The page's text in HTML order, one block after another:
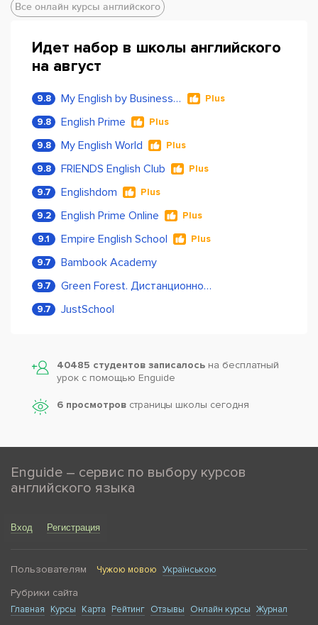
Все онлайн курсы английского
Идет набор в школы английского
на август
9.8 My English by Business Language Plus
9.8 English Prime Plus
9.8 My English World Plus
9.8 FRIENDS English Club Plus
9.7 Englishdom Plus
9.2 English Prime Online Plus
9.1 Empire English School Plus
9.7 Bambook Academy
9.7 Green Forest. Дистанционное обучение
9.7 JustSchool
40485 студентов записалось на бесплатный
урок с помощью Enguide
6 просмотров страницы школы сегодня
Enguide – сервис по выбору курсов
английского языка
Вход Регистрация
Пользователям Чужою мовою Українською
Рубрики сайта
Главная Курсы Карта Рейтинг Отзывы Онлайн курсы Журнал